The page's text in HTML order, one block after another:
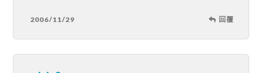
2006/11/29 回覆